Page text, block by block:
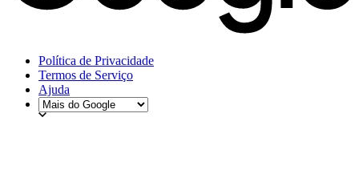
Política de Privacidade
Termos de Serviço
Ajuda